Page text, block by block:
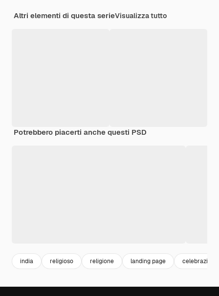
Altri elementi di questa serieVisualizza tutto
Potrebbero piacerti anche questi PSD
india religioso religione landing page celebrazione